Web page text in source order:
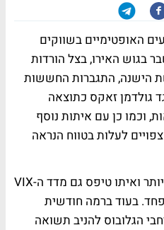
האופטימיים בשווקים
בגוש האירו, בצל הורדות
הישנה, התגברות החששות
גולדמן זאקס כתוצאה
וכמו כן עם איתות נוסף
לעלות בטווח הנראה
המסחר הגלובלי הפך תנודתי יותר ואיתו טיפס גם מדד ה-VIX
בעוד ברמה חודשית
הגלובוס להניב תשואה